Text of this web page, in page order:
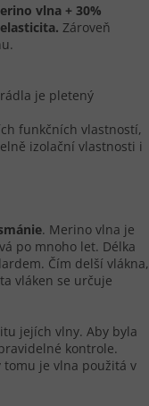
vlna + 30%
elasticita. Zároveň
je pletený
funkčních vlastností,
izolační vlastnosti i
. Merino vlna je
po mnoho let. Délka
Čím delší vlákna,
vláken se určuje
jejích vlny. Aby byla
kontrole.
tomu je vlna použitá v